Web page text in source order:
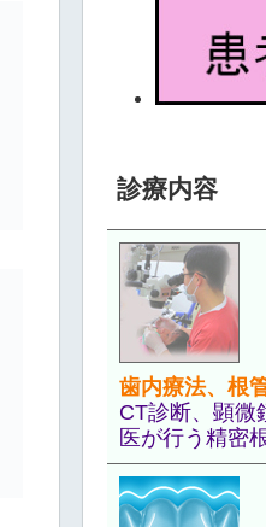
診療内容
歯内療法、根
CT診断、顕微
医が行う精密